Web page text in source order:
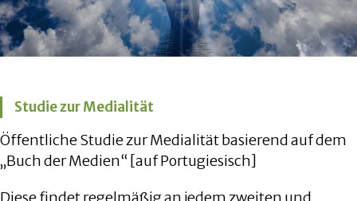
Studie zur Medialität
Öffentliche Studie zur Medialität basierend auf dem
„Buch der Medien“ [auf Portugiesisch]